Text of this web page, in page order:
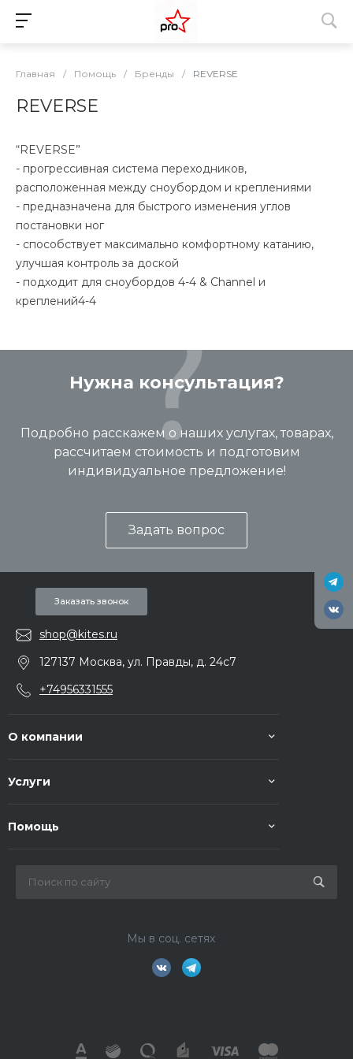
Главная / Помощь / Бренды / REVERSE
REVERSE
“REVERSE”
- прогрессивная система переходников,
расположенная между сноубордом и креплениями
- предназначена для быстрого изменения углов
постановки ног
- способствует максимально комфортному катанию,
улучшая контроль за доской
- подходит для сноубордов 4-4 & Channel и
креплений4-4
Нужна консультация?
Подробно расскажем о наших услугах, товарах,
рассчитаем стоимость и подготовим
индивидуальное предложение!
Задать вопрос
Заказать звонок
shop@kites.ru
127137 Москва, ул. Правды, д. 24с7
+74956331555
О компании
Услуги
Помощь
Мы в соц. сетях